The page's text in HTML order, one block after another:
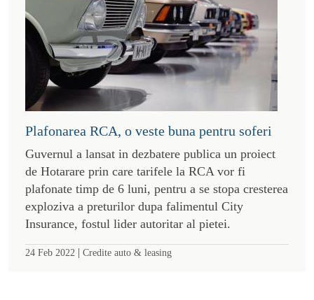
Plafonarea RCA, o veste buna pentru soferi
Guvernul a lansat in dezbatere publica un proiect
de Hotarare prin care tarifele la RCA vor fi
plafonate timp de 6 luni, pentru a se stopa cresterea
exploziva a preturilor dupa falimentul City
Insurance, fostul lider autoritar al pietei.
24 Feb 2022 | Credite auto & leasing